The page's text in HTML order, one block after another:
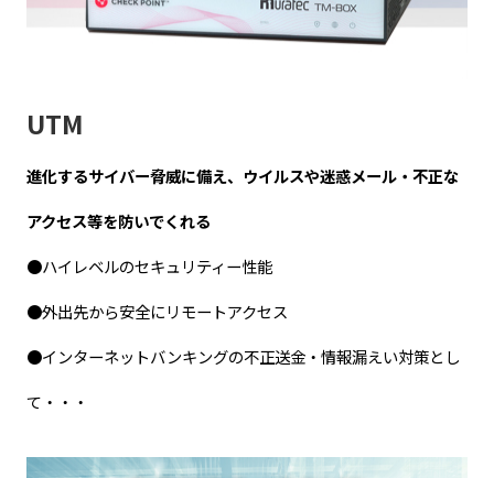
UTM
進化するサイバー脅威に備え、ウイルスや迷惑メール・不正な
アクセス等を防いでくれる
●ハイレベルのセキュリティー性能
●外出先から安全にリモートアクセス
●インターネットバンキングの不正送金・情報漏えい対策とし
て・・・